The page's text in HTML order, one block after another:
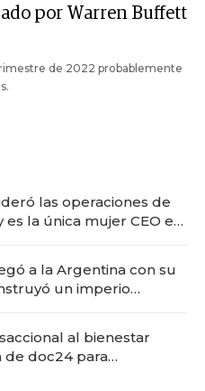
por Warren Buffett
de 2022 probablemente
las operaciones de
es la única mujer CEO en
a la Argentina con su
un imperio
al bienestar
de doc24 para